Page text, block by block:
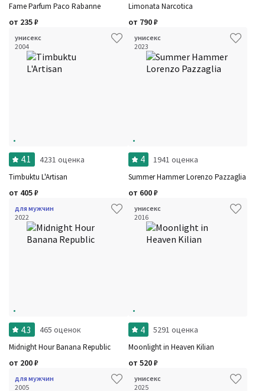
Fame Parfum Paco Rabanne
от 235₽
Limonata Narcotica
от 790₽
унисекс
2004
4.1 4231 оценка
Timbuktu L'Artisan
от 405₽
унисекс
2023
4 1941 оценка
Summer Hammer Lorenzo Pazzaglia
от 600₽
для мужчин
2022
4.3 465 оценок
Midnight Hour Banana Republic
от 200₽
унисекс
2016
4 5291 оценка
Moonlight in Heaven Kilian
от 520₽
для мужчин
2005
унисекс
2025